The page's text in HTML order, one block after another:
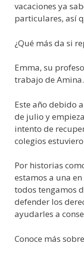
vacaciones ya
particulares, así
¿Qué más da si
Emma, su
trabajo de Amina.
Este año debido
de julio y
intento de
colegios
Por historias
estamos a una
todos tengamos
defender los
ayudarles a
Conoce más